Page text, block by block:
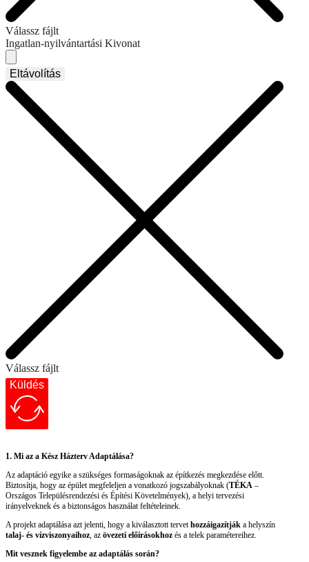
Válassz fájlt
Ingatlan-nyilvántartási Kivonat
Eltávolítás
Válassz fájlt
Küldés
1. Mi az a Kész Házterv Adaptálása?
Az adaptáció egyike a szükséges formaságoknak az építkezés megkezdése előtt.
Biztosítja, hogy az épület megfeleljen a vonatkozó jogszabályoknak (TÉKA –
Országos Településrendezési és Építési Követelmények), a helyi tervezési
irányelveknek és a biztonságos használat feltételeinek.
A projekt adaptálása azt jelenti, hogy a kiválasztott tervethozzáigazítják a helyszín
talaj- és vízviszonyaihoz, az övezeti előírásokhoz és a telek paramétereihez.
Mit vesznek figyelembe az adaptálás során?